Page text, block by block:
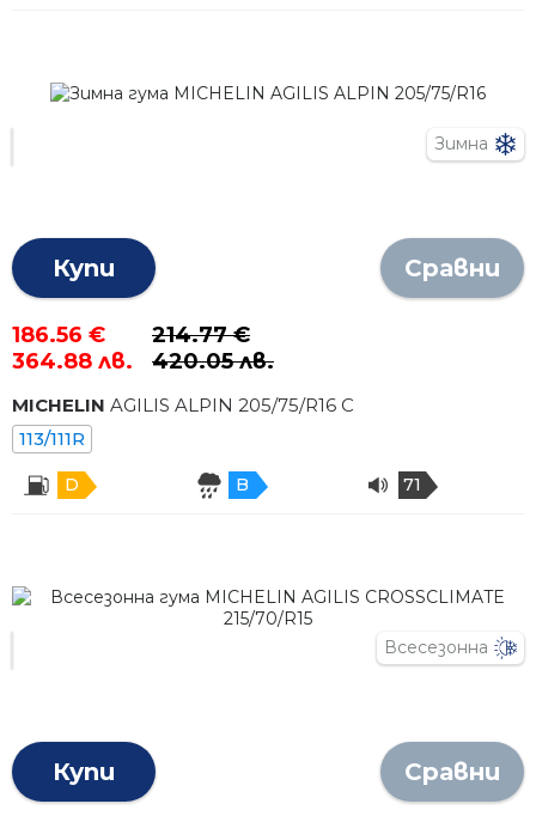
Зимна
Купи Сравни
186.56 €
364.88 лв.
214.77 €
420.05 лв.
MICHELIN AGILIS ALPIN 205/75/R16 C
113/111R
D B 71
Всесезонна
Купи Сравни